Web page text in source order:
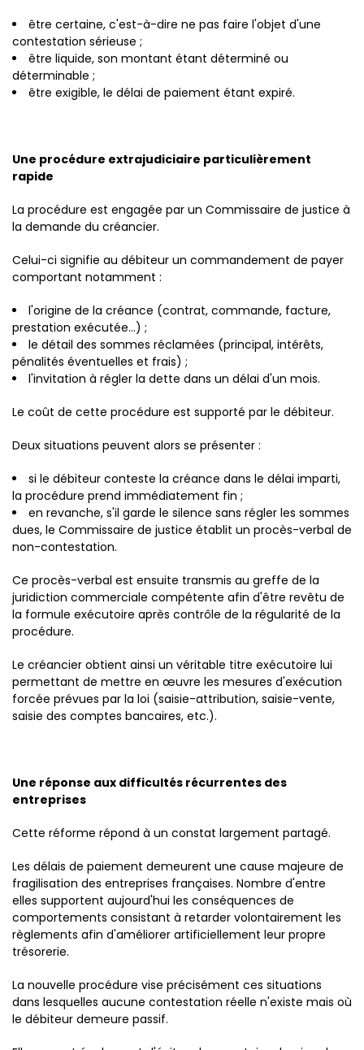
être certaine, c'est-à-dire ne pas faire l'objet d'une
contestation sérieuse ;
être liquide, son montant étant déterminé ou
déterminable ;
être exigible, le délai de paiement étant expiré.
Une procédure extrajudiciaire particulièrement
rapide
La procédure est engagée par un Commissaire de justice à
la demande du créancier.
Celui-ci signifie au débiteur un commandement de payer
comportant notamment :
l'origine de la créance (contrat, commande, facture,
prestation exécutée...) ;
le détail des sommes réclamées (principal, intérêts,
pénalités éventuelles et frais) ;
l'invitation à régler la dette dans un délai d'un mois.
Le coût de cette procédure est supporté par le débiteur.
Deux situations peuvent alors se présenter :
si le débiteur conteste la créance dans le délai imparti,
la procédure prend immédiatement fin ;
en revanche, s'il garde le silence sans régler les sommes
dues, le Commissaire de justice établit un procès-verbal de
non-contestation.
Ce procès-verbal est ensuite transmis au greffe de la
juridiction commerciale compétente afin d'être revêtu de
la formule exécutoire après contrôle de la régularité de la
procédure.
Le créancier obtient ainsi un véritable titre exécutoire lui
permettant de mettre en œuvre les mesures d'exécution
forcée prévues par la loi (saisie-attribution, saisie-vente,
saisie des comptes bancaires, etc.).
Une réponse aux difficultés récurrentes des
entreprises
Cette réforme répond à un constat largement partagé.
Les délais de paiement demeurent une cause majeure de
fragilisation des entreprises françaises. Nombre d'entre
elles supportent aujourd'hui les conséquences de
comportements consistant à retarder volontairement les
règlements afin d'améliorer artificiellement leur propre
trésorerie.
La nouvelle procédure vise précisément ces situations
dans lesquelles aucune contestation réelle n'existe mais où
le débiteur demeure passif.